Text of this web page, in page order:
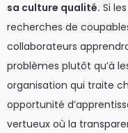
sa culture qualité. Si
recherches de
collaborateurs
problèmes plutôt qu’à
organisation qui traite
opportunité
vertueux où la